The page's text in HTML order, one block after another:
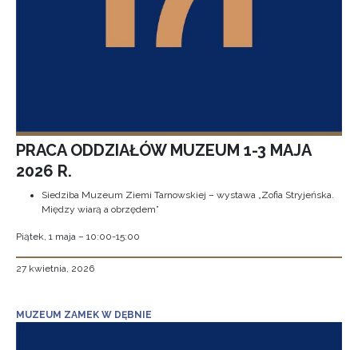
PRACA ODDZIAŁÓW MUZEUM 1-3 MAJA
2026 R.
Siedziba Muzeum Ziemi Tarnowskiej – wystawa „Zofia Stryjeńska.
Między wiarą a obrzędem”
Piątek, 1 maja – 10:00-15:00
27 kwietnia, 2026
MUZEUM ZAMEK W DĘBNIE